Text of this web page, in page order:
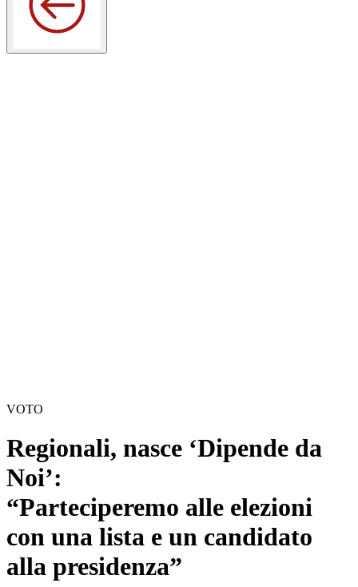
VOTO
Regionali, nasce ‘Dipende da
Noi’:
“Parteciperemo alle elezioni
con una lista e un candidato
alla presidenza”